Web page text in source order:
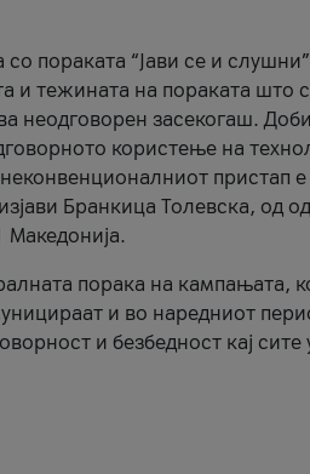
пораката “Јави се и
и тежината на пораката што
неодговорен засекогаш.
користење на
пристап е
Бранкица Толевска, од
Македонија.
порака на кампањата,
и во наредниот
и безбедност кај сите